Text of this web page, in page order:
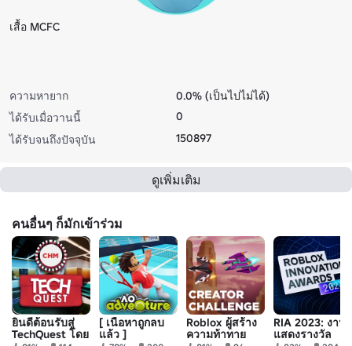
เสื้อ MCFC
ความหายาก
0.0% (เป็นไปไม่ได้)
ได้รับเมื่อวานนี้
0
ได้รับจนถึงปัจจุบัน
150897
ดูเพิ่มเติม
คนอื่นๆ ก็มักเข้าร่วม
ยินดีต้อนรับสู่
TechQuest โดย
[ เนื้อหาถูกลบ
แล้ว ]
Roblox ผู้สร้าง
ความท้าทาย
RIA 2023: งาน
แสดงรางวัล